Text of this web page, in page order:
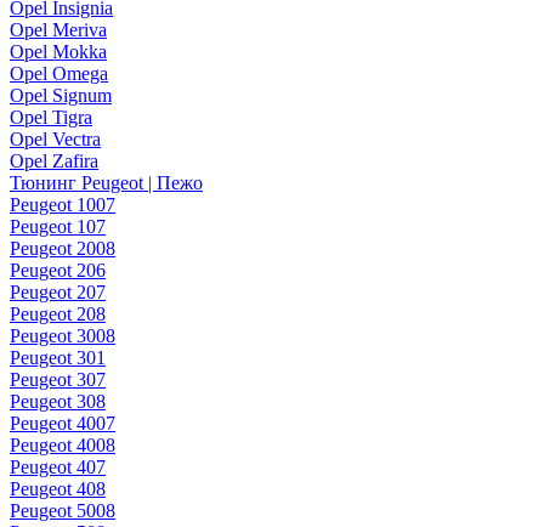
Opel Insignia
Opel Meriva
Opel Mokka
Opel Omega
Opel Signum
Opel Tigra
Opel Vectra
Opel Zafira
Тюнинг Peugeot | Пежо
Peugeot 1007
Peugeot 107
Peugeot 2008
Peugeot 206
Peugeot 207
Peugeot 208
Peugeot 3008
Peugeot 301
Peugeot 307
Peugeot 308
Peugeot 4007
Peugeot 4008
Peugeot 407
Peugeot 408
Peugeot 5008